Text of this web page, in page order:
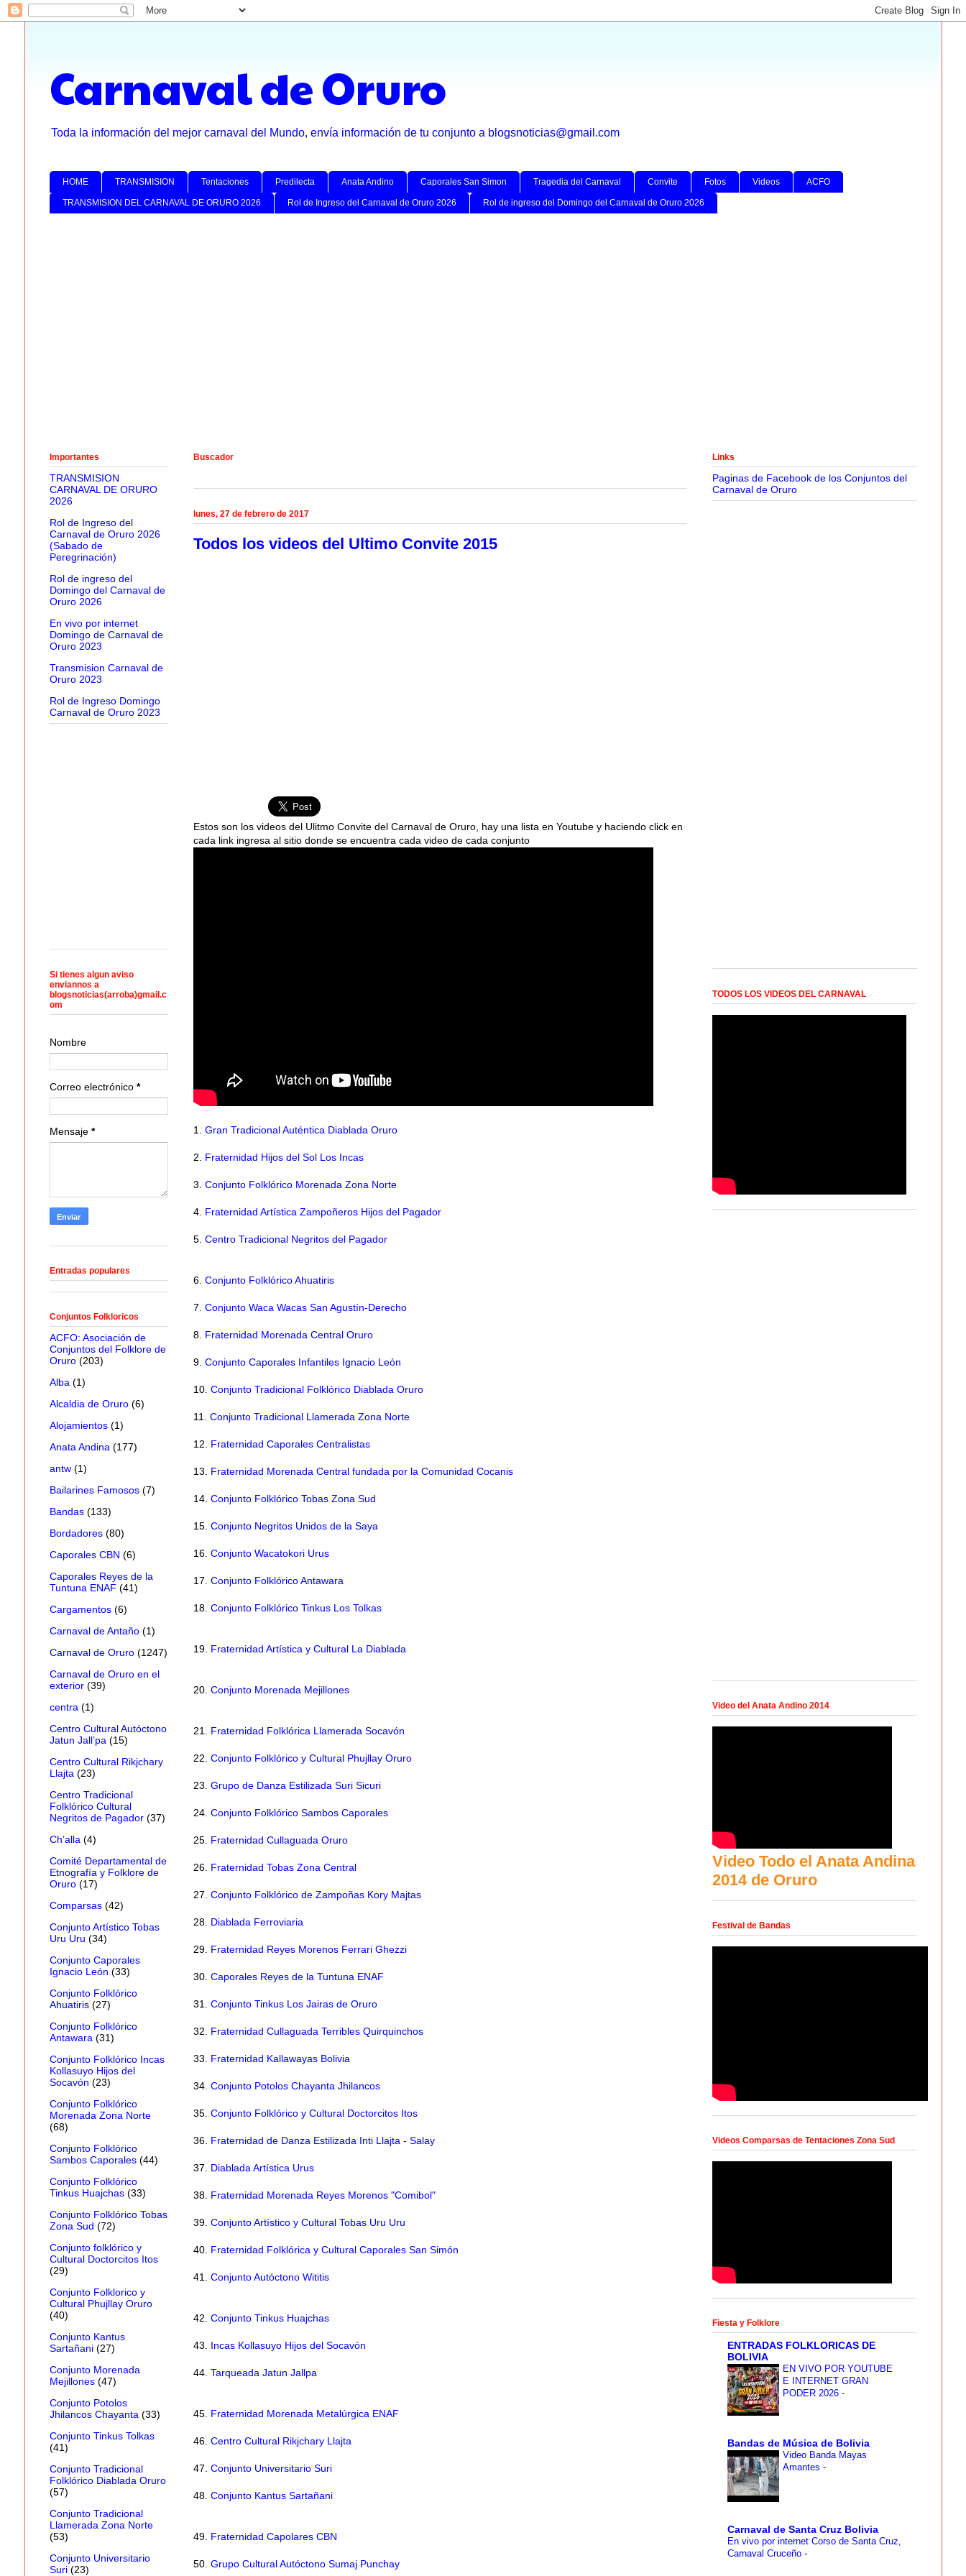
Carnaval de Oruro
Toda la información del mejor carnaval del Mundo, envía información de tu conjunto a blogsnoticias@gmail.com
HOME TRANSMISION Tentaciones Predilecta Anata Andino Caporales San Simon Tragedia del Carnaval Convite Fotos Videos ACFO
TRANSMISION DEL CARNAVAL DE ORURO 2026 Rol de Ingreso del Carnaval de Oruro 2026 Rol de ingreso del Domingo del Carnaval de Oruro 2026
Buscador
lunes, 27 de febrero de 2017
Todos los videos del Ultimo Convite 2015
Estos son los videos del Ulitmo Convite del Carnaval de Oruro, hay una lista en Youtube y haciendo click en
cada link ingresa al sitio donde se encuentra cada video de cada conjunto
1. Gran Tradicional Auténtica Diablada Oruro
2. Fraternidad Hijos del Sol Los Incas
3. Conjunto Folklórico Morenada Zona Norte
4. Fraternidad Artística Zampoñeros Hijos del Pagador
5. Centro Tradicional Negritos del Pagador
6. Conjunto Folklórico Ahuatiris
7. Conjunto Waca Wacas San Agustín-Derecho
8. Fraternidad Morenada Central Oruro
9. Conjunto Caporales Infantiles Ignacio León
10. Conjunto Tradicional Folklórico Diablada Oruro
11. Conjunto Tradicional Llamerada Zona Norte
12. Fraternidad Caporales Centralistas
13. Fraternidad Morenada Central fundada por la Comunidad Cocanis
14. Conjunto Folklórico Tobas Zona Sud
15. Conjunto Negritos Unidos de la Saya
16. Conjunto Wacatokori Urus
17. Conjunto Folklórico Antawara
18. Conjunto Folklórico Tinkus Los Tolkas
19. Fraternidad Artística y Cultural La Diablada
20. Conjunto Morenada Mejillones
21. Fraternidad Folklórica Llamerada Socavón
22. Conjunto Folklórico y Cultural Phujllay Oruro
23. Grupo de Danza Estilizada Suri Sicuri
24. Conjunto Folklórico Sambos Caporales
25. Fraternidad Cullaguada Oruro
26. Fraternidad Tobas Zona Central
27. Conjunto Folklórico de Zampoñas Kory Majtas
28. Diablada Ferroviaria
29. Fraternidad Reyes Morenos Ferrari Ghezzi
30. Caporales Reyes de la Tuntuna ENAF
31. Conjunto Tinkus Los Jairas de Oruro
32. Fraternidad Cullaguada Terribles Quirquinchos
33. Fraternidad Kallawayas Bolivia
34. Conjunto Potolos Chayanta Jhilancos
35. Conjunto Folklórico y Cultural Doctorcitos Itos
36. Fraternidad de Danza Estilizada Inti Llajta - Salay
37. Diablada Artística Urus
38. Fraternidad Morenada Reyes Morenos "Comibol"
39. Conjunto Artístico y Cultural Tobas Uru Uru
40. Fraternidad Folklórica y Cultural Caporales San Simón
41. Conjunto Autóctono Wititis
42. Conjunto Tinkus Huajchas
43. Incas Kollasuyo Hijos del Socavón
44. Tarqueada Jatun Jallpa
45. Fraternidad Morenada Metalúrgica ENAF
46. Centro Cultural Rikjchary Llajta
47. Conjunto Universitario Suri
48. Conjunto Kantus Sartañani
49. Fraternidad Capolares CBN
50. Grupo Cultural Autóctono Sumaj Punchay
Importantes
TRANSMISION
CARNAVAL DE ORURO
2026
Rol de Ingreso del
Carnaval de Oruro 2026
(Sabado de
Peregrinación)
Rol de ingreso del
Domingo del Carnaval de
Oruro 2026
En vivo por internet
Domingo de Carnaval de
Oruro 2023
Transmision Carnaval de
Oruro 2023
Rol de Ingreso Domingo
Carnaval de Oruro 2023
Si tienes algun aviso
enviannos a
blogsnoticias(arroba)gmail.c
om
Nombre
Correo electrónico *
Mensaje *
Entradas populares
Conjuntos Folkloricos
ACFO: Asociación de
Conjuntos del Folklore de
Oruro (203)
Alba (1)
Alcaldia de Oruro (6)
Alojamientos (1)
Anata Andina (177)
antw (1)
Bailarines Famosos (7)
Bandas (133)
Bordadores (80)
Caporales CBN (6)
Caporales Reyes de la
Tuntuna ENAF (41)
Cargamentos (6)
Carnaval de Antaño (1)
Carnaval de Oruro (1247)
Carnaval de Oruro en el
exterior (39)
centra (1)
Centro Cultural Autóctono
Jatun Jall’pa (15)
Centro Cultural Rikjchary
Llajta (23)
Centro Tradicional
Folklórico Cultural
Negritos de Pagador (37)
Ch’alla (4)
Comité Departamental de
Etnografía y Folklore de
Oruro (17)
Comparsas (42)
Conjunto Artístico Tobas
Uru Uru (34)
Conjunto Caporales
Ignacio León (33)
Conjunto Folklórico
Ahuatiris (27)
Conjunto Folklórico
Antawara (31)
Conjunto Folklórico Incas
Kollasuyo Hijos del
Socavón (23)
Conjunto Folklórico
Morenada Zona Norte
(68)
Conjunto Folklórico
Sambos Caporales (44)
Conjunto Folklórico
Tinkus Huajchas (33)
Conjunto Folklórico Tobas
Zona Sud (72)
Conjunto folklórico y
Cultural Doctorcitos Itos
(29)
Conjunto Folklorico y
Cultural Phujllay Oruro
(40)
Conjunto Kantus
Sartañani (27)
Conjunto Morenada
Mejillones (47)
Conjunto Potolos
Jhilancos Chayanta (33)
Conjunto Tinkus Tolkas
(41)
Conjunto Tradicional
Folklórico Diablada Oruro
(57)
Conjunto Tradicional
Llamerada Zona Norte
(53)
Conjunto Universitario
Suri (23)
Links
Paginas de Facebook de los Conjuntos del
Carnaval de Oruro
TODOS LOS VIDEOS DEL CARNAVAL
Video del Anata Andino 2014
Video Todo el Anata Andina
2014 de Oruro
Festival de Bandas
Videos Comparsas de Tentaciones Zona Sud
Fiesta y Folklore
ENTRADAS FOLKLORICAS DE
BOLIVIA
EN VIVO POR YOUTUBE
E INTERNET GRAN
PODER 2026 -
Bandas de Música de Bolivia
Video Banda Mayas
Amantes -
Carnaval de Santa Cruz Bolivia
En vivo por internet Corso de Santa Cruz,
Carnaval Cruceño -